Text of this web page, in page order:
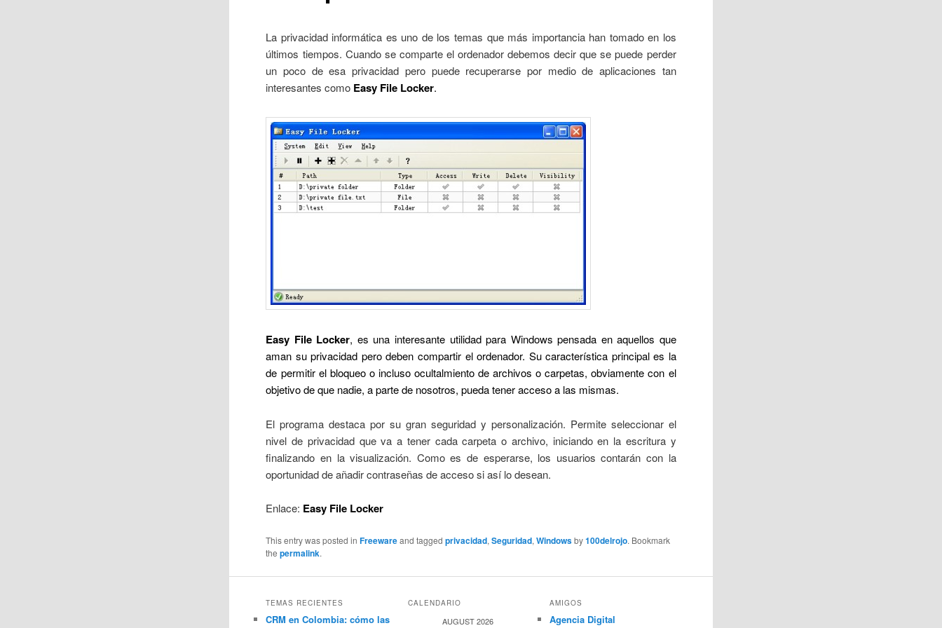
La privacidad informática es uno de los temas que más importancia han tomado en los
últimos tiempos. Cuando se comparte el ordenador debemos decir que se puede perder
un poco de esa privacidad pero puede recuperarse por medio de aplicaciones tan
interesantes como Easy File Locker.
Easy File Locker, es una interesante utilidad para Windows pensada en aquellos que
aman su privacidad pero deben compartir el ordenador. Su característica principal es la
de permitir el bloqueo o incluso ocultalmiento de archivos o carpetas, obviamente con el
objetivo de que nadie, a parte de nosotros, pueda tener acceso a las mismas.
El programa destaca por su gran seguridad y personalización. Permite seleccionar el
nivel de privacidad que va a tener cada carpeta o archivo, iniciando en la escritura y
finalizando en la visualización. Como es de esperarse, los usuarios contarán con la
oportunidad de añadir contraseñas de acceso si así lo desean.
Enlace: Easy File Locker
This entry was posted inFreewareand taggedprivacidad,Seguridad,Windowsby100delrojo. Bookmark
thepermalink.
TEMAS RECIENTES
CRM en Colombia: cómo las
CALENDARIO
AUGUST 2026
AMIGOS
Agencia Digital